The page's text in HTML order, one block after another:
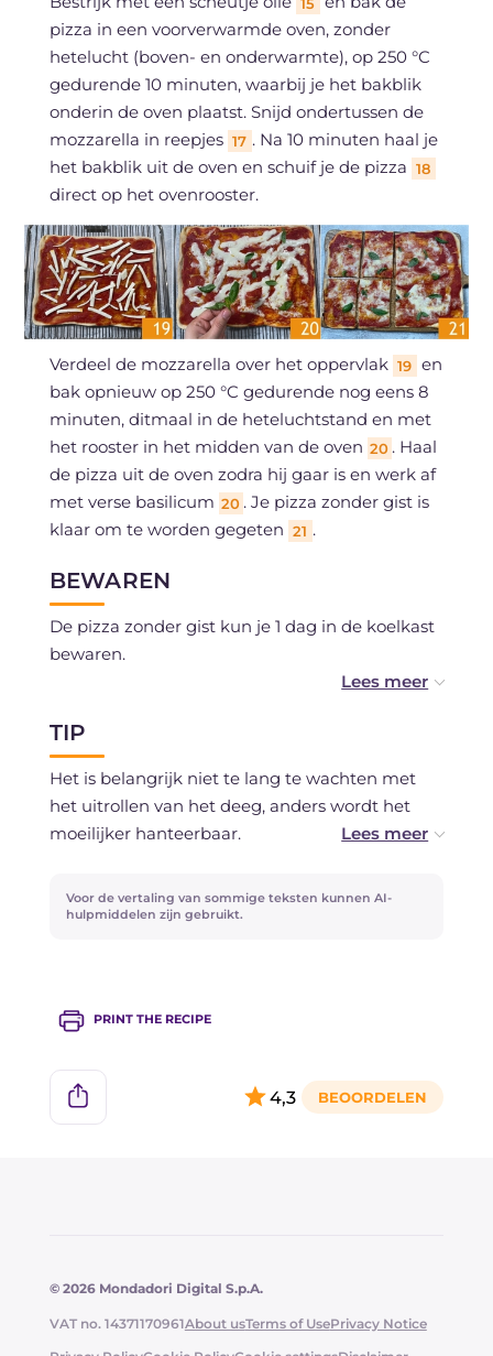
pizza in een voorverwarmde oven, zonder
hetelucht (boven- en onderwarmte), op 250 °C
gedurende 10 minuten, waarbij je het bakblik
onderin de oven plaatst. Snijd ondertussen de
mozzarella in reepjes 17 . Na 10 minuten haal je
het bakblik uit de oven en schuif je de pizza 18
direct op het ovenrooster.
Verdeel de mozzarella over het oppervlak 19 en
bak opnieuw op 250 °C gedurende nog eens 8
minuten, ditmaal in de heteluchtstand en met
het rooster in het midden van de oven 20 . Haal
de pizza uit de oven zodra hij gaar is en werk af
met verse basilicum 20 . Je pizza zonder gist is
klaar om te worden gegeten 21 .
BEWAREN
De pizza zonder gist kun je 1 dag in de koelkast
bewaren.
is afgekoeld.
TIP
Het is belangrijk niet te lang te wachten met
het uitrollen van het deeg, anders wordt het
moeilijker hanteerbaar.
Het beste is om meteen door te gaan met het
bakken.
Voor de vertaling van sommige teksten kunnen AI-
hulpmiddelen zijn gebruikt.
PRINT THE RECIPE
4,3
© 2026 Mondadori Digital S.p.A.
VAT no. 14371170961About usTerms of UsePrivacy Notice